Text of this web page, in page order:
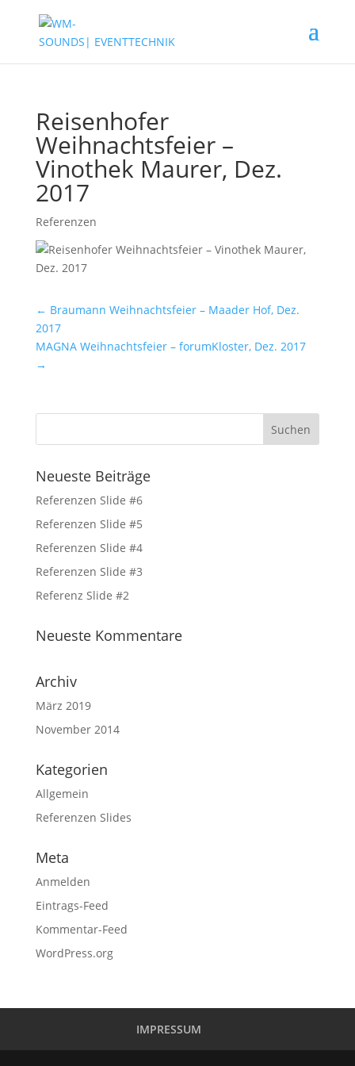
Reisenhofer
Weihnachtsfeier –
Vinothek Maurer, Dez.
2017
Referenzen
← Braumann Weihnachtsfeier – Maader Hof, Dez.
2017
MAGNA Weihnachtsfeier – forumKloster, Dez. 2017
→
Neueste Beiträge
Referenzen Slide #6
Referenzen Slide #5
Referenzen Slide #4
Referenzen Slide #3
Referenz Slide #2
Neueste Kommentare
Archiv
März 2019
November 2014
Kategorien
Allgemein
Referenzen Slides
Meta
Anmelden
Eintrags-Feed
Kommentar-Feed
WordPress.org
IMPRESSUM